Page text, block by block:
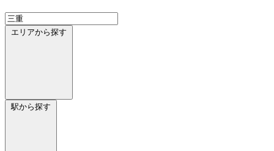
エリアから探す
駅から探す